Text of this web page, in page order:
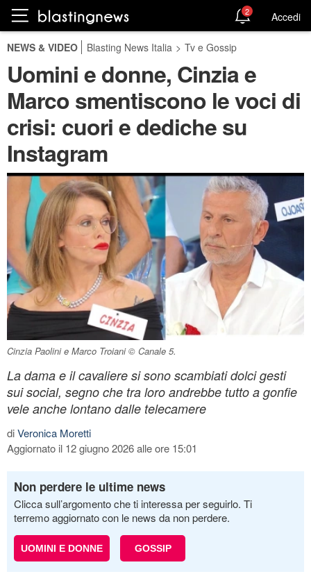
2 Accedi
NEWS & VIDEO Blasting News Italia > Tv e Gossip
Uomini e donne, Cinzia e
Marco smentiscono le voci di
crisi: cuori e dediche su
Instagram
Cinzia Paolini e Marco Troiani © Canale 5.
La dama e il cavaliere si sono scambiati dolci gesti
sui social, segno che tra loro andrebbe tutto a gonfie
vele anche lontano dalle telecamere
diVeronica Moretti
Aggiornato il 12 giugno 2026 alle ore 15:01
Non perdere le ultime news
Clicca sull’argomento che ti interessa per seguirlo. Ti
terremo aggiornato con le news da non perdere.
UOMINI E DONNE GOSSIP